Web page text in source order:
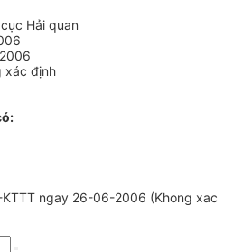
Hải quan
xác định
ngay 26-06-2006 (Khong xac